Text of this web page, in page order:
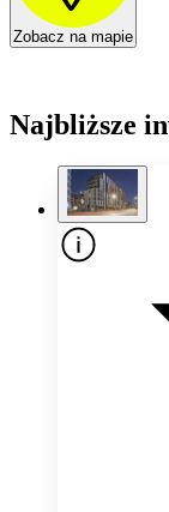
Zobacz na mapie
Najbliższe